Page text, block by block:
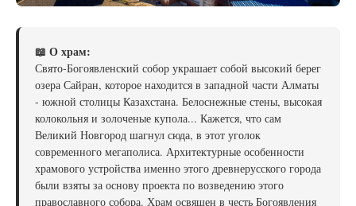
📖 О храм:
Свято-Богоявленский собор украшает собой высокий берег
озера Сайран, которое находится в западной части Алматы
- южной столицы Казахстана. Белоснежные стены, высокая
колокольня и золоченые купола... Кажется, что сам
Великий Новгород шагнул сюда, в этот уголок
современного мегаполиса. Архитектурные особенности
храмового устройства именно этого древнерусского города
были взяты за основу проекта по возведению этого
православного собора. Храм освящен в честь Богоявления